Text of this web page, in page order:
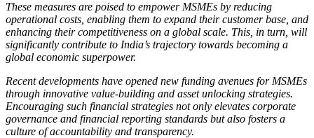
These measures are poised to empower MSMEs by reducing
operational costs, enabling them to expand their customer base, and
enhancing their competitiveness on a global scale. This, in turn, will
significantly contribute to India’s trajectory towards becoming a
global economic superpower.
Recent developments have opened new funding avenues for MSMEs
through innovative value-building and asset unlocking strategies.
Encouraging such financial strategies not only elevates corporate
governance and financial reporting standards but also fosters a
culture of accountability and transparency.